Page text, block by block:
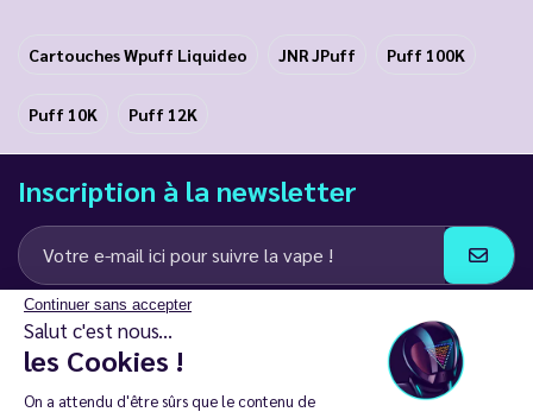
Continuer sans accepter
Salut c'est nous...
les Cookies !
On a attendu d'être sûrs que le contenu de
Cartouches Wpuff Liquideo JNR JPuff Puff 100K
Puff 10K Puff 12K
Inscription à la newsletter
J’accepte de recevoir des communications e-mail et SMS de la part de
LD Groupe
Restez en contact